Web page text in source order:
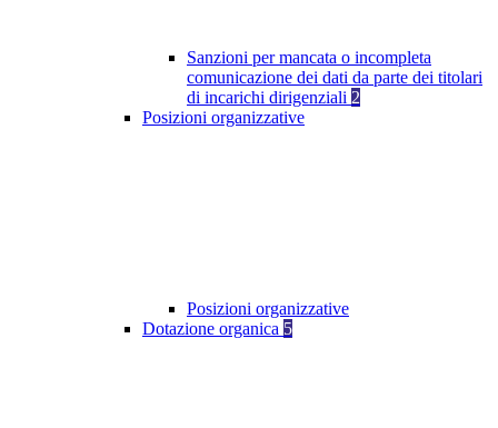
Sanzioni per mancata o incompleta
comunicazione dei dati da parte dei titolari
di incarichi dirigenziali 2
Posizioni organizzative
Posizioni organizzative
Dotazione organica 5